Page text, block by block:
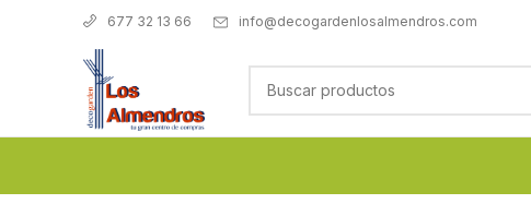
677 32 13 66 info@decogardenlosalmendros.com